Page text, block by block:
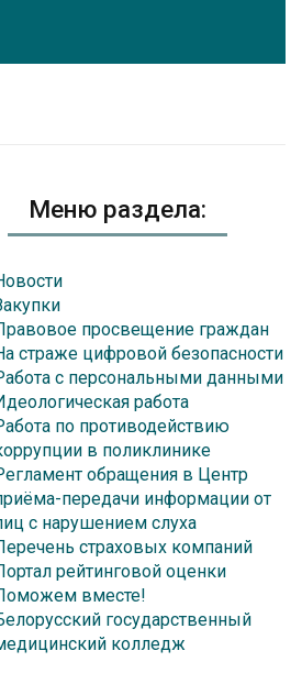
Меню раздела:
просвещение граждан
страже цифровой безопасности
с персональными данными
работа
по противодействию
в поликлинике
обращения в Центр
передачи информации от
с нарушением слуха
страховых компаний
рейтинговой оценки
вместе!
государственный
колледж